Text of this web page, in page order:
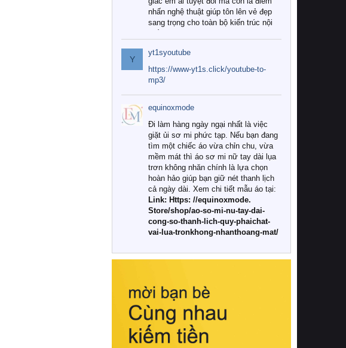
nhấn nghệ thuật giúp tôn lên vẻ đẹp
sang trọng cho toàn bộ kiến trúc nội
Tuy nhiên, giữa thị trường đa dạng
với vô vàn thương hiệu và mẫu mã
như hiện nay, làm thế nào để chọn
được những bộ chăn ga gối đệm cao
cấp thực sự chất lượng, phù hợp với
khí hậu và nhu cầu sử dụng của gia
đình? Hãy cùng chúng tôi đi tìm lời
giải đáp chi tiết qua bài viết dưới đây.
1. Tại sao các gia đình hiện đại lại ưa
chuộng chăn ga gối đệm cao cấp?
Khác với các dòng sản phẩm thông
thường, những bộ chăn ga gối đệm
cao cấp trải qua quy trình sản xuất
nghiêm ngặt từ khâu chọn lọc nguyên
liệu tự nhiên đến công nghệ dệt
nhuộm hiện đại không chứa hóa chất
này, bạn sẽ cảm nhận rõ rệt sự khác
hồi chuẩn xác của phần đệm nâng đỡ
cột sống.
Bên cạnh đó, việc lựa chọn các dòng
sản phẩm đạt chuẩn chất lượng quốc
tế còn giúp ngăn ngừa tình trạng kích
Y
yt1syoutube
https://www-yt1s.click/youtube-to-
mp3/
equinoxmode
Đi làm hàng ngày ngại nhất là việc
giặt ủi sơ mi phức tạp. Nếu bạn đang
tìm một chiếc áo vừa chỉn chu, vừa
mềm mát thì áo sơ mi nữ tay dài lụa
trơn không nhăn chính là lựa chọn
hoàn hảo giúp bạn giữ nét thanh lịch
cả ngày dài. Xem chi tiết mẫu áo tại:
Link: Https: //equinoxmode.
Store/shop/ao-so-mi-nu-tay-dai-
cong-so-thanh-lich-quy-phaichat-
vai-lua-tronkhong-nhanthoang-mat/